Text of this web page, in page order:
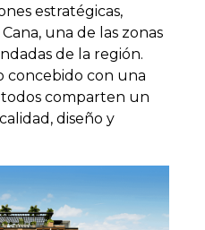
estratégicas,
una de las zonas
de la región.
concebido con una
comparten un
diseño y